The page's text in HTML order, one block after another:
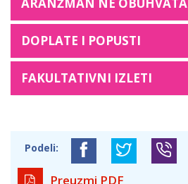
DOPLATE I POPUSTI
FAKULTATIVNI IZLETI
Podeli:
Preuzmi PDF